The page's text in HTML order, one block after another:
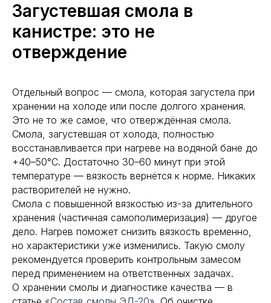
Загустевшая смола в
канистре: это не
отверждение
Отдельный вопрос — смола, которая загустела при
хранении на холоде или после долгого хранения.
Это не то же самое, что отверждённая смола.
Смола, загустевшая от холода, полностью
восстанавливается при нагреве на водяной бане до
+40–50°С. Достаточно 30–60 минут при этой
температуре — вязкость вернётся к норме. Никаких
растворителей не нужно.
Смола с повышенной вязкостью из-за длительного
хранения (частичная самополимеризация) — другое
дело. Нагрев поможет снизить вязкость временно,
но характеристики уже изменились. Такую смолу
рекомендуется проверить контрольным замесом
перед применением на ответственных задачах.
О хранении смолы и диагностике качества — в